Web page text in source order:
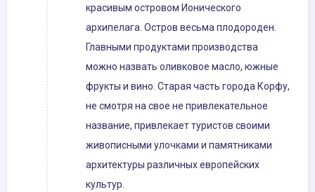
красивым островом Ионического
архипелага. Остров весьма плодороден.
Главными продуктами производства
можно назвать оливковое масло, южные
фрукты и вино. Старая часть города Корфу,
не смотря на свое не привлекательное
название, привлекает туристов своими
живописными улочками и памятниками
архитектуры различных европейских
культур.